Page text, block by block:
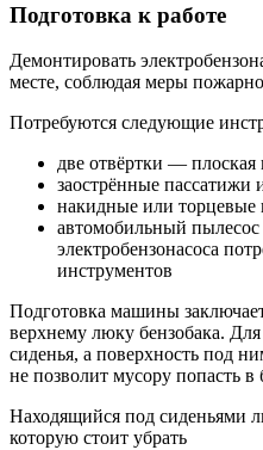
Подготовка к работе
Демонтировать
месте, соблюдая меры
Потребуются следующие
две отвёртки — плоская
заострённые пассатижи
накидные или торцевые
автомобильный
электробензонасоса
инструментов
Подготовка машины
верхнему люку бензобака.
сиденья, а поверхность под
не позволит мусору попасть в
Находящийся под сиденьями
которую стоит убрать